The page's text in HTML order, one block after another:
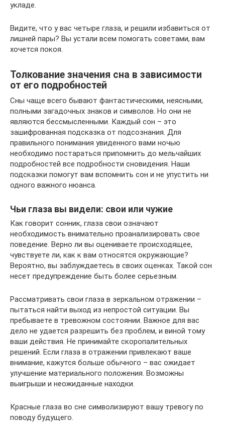
укладе.
Видите, что у вас четыре глаза, и решили избавиться от
лишней пары? Вы устали всем помогать советами, вам
хочется покоя.
Толкование значения сна в зависимости
от его подробностей
Сны чаще всего бывают фантастическими, неясными,
полными загадочных знаков и символов. Но они не
являются бессмысленными. Каждый сон – это
зашифрованная подсказка от подсознания. Для
правильного понимания увиденного вами ночью
необходимо постараться припомнить до мельчайших
подробностей все подробности сновидения. Наши
подсказки помогут вам вспомнить сон и не упустить ни
одного важного нюанса.
Чьи глаза вы видели: свои или чужие
Как говорит сонник, глаза свои означают
необходимость внимательно проанализировать свое
поведение. Верно ли вы оцениваете происходящее,
чувствуете ли, как к вам относятся окружающие?
Вероятно, вы заблуждаетесь в своих оценках. Такой сон
несет предупреждение быть более серьезным.
Рассматривать свои глаза в зеркальном отражении –
пытаться найти выход из непростой ситуации. Вы
пребываете в тревожном состоянии. Важное для вас
дело не удается разрешить без проблем, и виной тому
ваши действия. Не принимайте скоропалительных
решений. Если глаза в отражении привлекают ваше
внимание, кажутся больше обычного – вас ожидает
улучшение материального положения. Возможны
выигрыши и неожиданные находки.
Красные глаза во сне символизируют вашу тревогу по
поводу будущего.